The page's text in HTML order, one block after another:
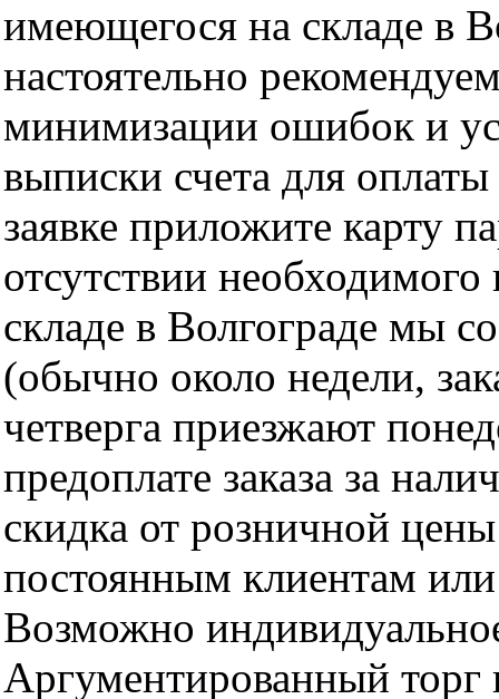
имеющегося на складе в
настоятельно
минимизации ошибок и
выписки счета для
заявке приложите карту
отсутствии
складе в Волгограде мы
(обычно около недели,
четверга приезжают
предоплате заказа за
скидка от розничной
постоянным клиентам
Возможно
Аргументированный торг